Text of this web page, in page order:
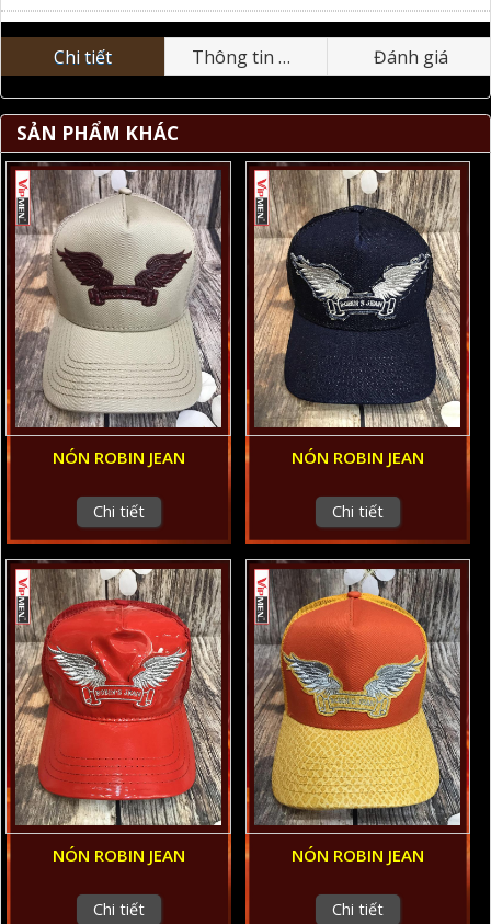
Chi tiết Thông tin nhãn hiệu Đánh giá
SẢN PHẨM KHÁC
NÓN ROBIN JEAN
Chi tiết
NÓN ROBIN JEAN
Chi tiết
NÓN ROBIN JEAN
Chi tiết
NÓN ROBIN JEAN
Chi tiết